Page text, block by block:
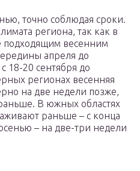
точно соблюдая сроки.
региона, так как в
подходящим весенним
апреля до
18-20 сентября до
регионах весенняя
на две недели позже,
В южных областях
раньше – с конца
– на две-три недели